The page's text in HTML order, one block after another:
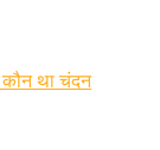
था चंदन